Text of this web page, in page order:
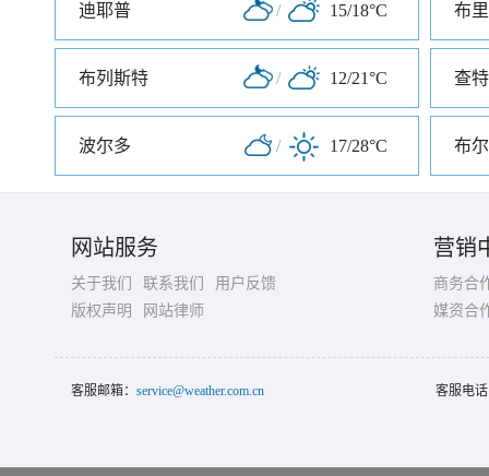
迪耶普 / 15/18°C 布
布列斯特 / 12/21°C 查
波尔多 / 17/28°C 布
网站服务
关于我们 联系我们
用户反馈
版权声明
网站律师
营销
商务合
媒资合
客服邮箱： service@weather.com.cn 客服电